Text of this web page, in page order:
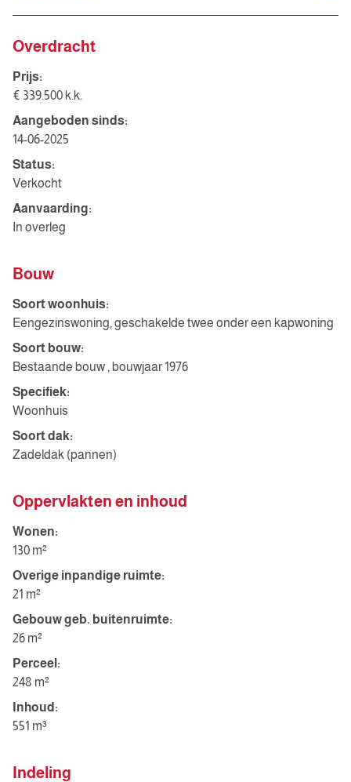
Overdracht
Prijs:
€ 339.500 k.k.
Aangeboden sinds:
14-06-2025
Status:
Verkocht
Aanvaarding:
In overleg
Bouw
Soort woonhuis:
Eengezinswoning, geschakelde twee onder een kapwoning
Soort bouw:
Bestaande bouw , bouwjaar 1976
Specifiek:
Woonhuis
Soort dak:
Zadeldak (pannen)
Oppervlakten en inhoud
Wonen:
130 m²
Overige inpandige ruimte:
21 m²
Gebouw geb. buitenruimte:
26 m²
Perceel:
248 m²
Inhoud:
551 m³
Indeling